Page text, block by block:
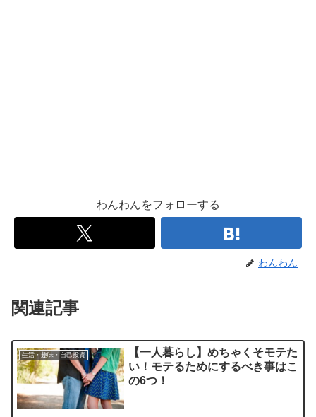
わんわんをフォローする
わんわん
関連記事
生活・趣味・自己投資
【一人暮らし】めちゃくそモテた
い！モテるためにするべき事はこ
の6つ！